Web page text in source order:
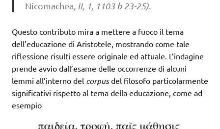
Nicomachea, II, 1, 1103 b 23-25).
Questo contributo mira a mettere a fuoco il tema
dell’educazione di Aristotele, mostrando come tale
riflessione risulti essere originale ed attuale. L’indagine
prende avvio dall’esame delle occorrenze di alcuni
lemmi all’interno del corpusdel filosofo particolarmente
significativi rispetto al tema della educazione, come ad
esempio